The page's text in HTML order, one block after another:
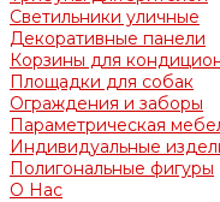
Светильники уличные
Декоративные панели
Корзины для
Площадки для собак
Ограждения и заборы
Параметрическая
Индивидуальные
Полигональные фигуры
О Нас